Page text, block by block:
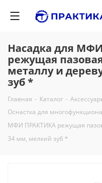
Насадка для
режущая
металлу и
зуб *
Главная - Каталог -
Оснастка для
МФИ ПРАКТИКА режущая
34 мм, мелкий зуб *